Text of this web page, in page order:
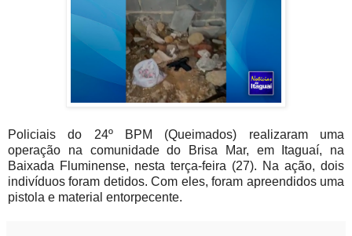
Policiais do 24º BPM (Queimados) realizaram uma
operação na comunidade do Brisa Mar, em Itaguaí, na
Baixada Fluminense, nesta terça-feira (27). Na ação, dois
indivíduos foram detidos. Com eles, foram apreendidos uma
pistola e material entorpecente.